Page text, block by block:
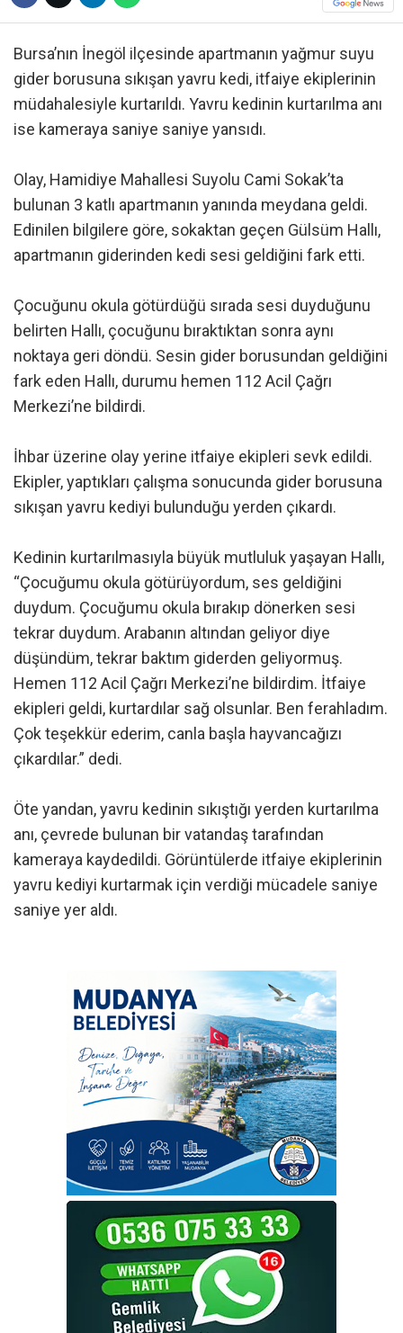
Bursa’nın İnegöl ilçesinde apartmanın yağmur suyu
gider borusuna sıkışan yavru kedi, itfaiye ekiplerinin
müdahalesiyle kurtarıldı. Yavru kedinin kurtarılma anı
ise kameraya saniye saniye yansıdı.
Olay, Hamidiye Mahallesi Suyolu Cami Sokak’ta
bulunan 3 katlı apartmanın yanında meydana geldi.
Edinilen bilgilere göre, sokaktan geçen Gülsüm Hallı,
apartmanın giderinden kedi sesi geldiğini fark etti.
Çocuğunu okula götürdüğü sırada sesi duyduğunu
belirten Hallı, çocuğunu bıraktıktan sonra aynı
noktaya geri döndü. Sesin gider borusundan geldiğini
fark eden Hallı, durumu hemen 112 Acil Çağrı
Merkezi’ne bildirdi.
İhbar üzerine olay yerine itfaiye ekipleri sevk edildi.
Ekipler, yaptıkları çalışma sonucunda gider borusuna
sıkışan yavru kediyi bulunduğu yerden çıkardı.
Kedinin kurtarılmasıyla büyük mutluluk yaşayan Hallı,
“Çocuğumu okula götürüyordum, ses geldiğini
duydum. Çocuğumu okula bırakıp dönerken sesi
tekrar duydum. Arabanın altından geliyor diye
düşündüm, tekrar baktım giderden geliyormuş.
Hemen 112 Acil Çağrı Merkezi’ne bildirdim. İtfaiye
ekipleri geldi, kurtardılar sağ olsunlar. Ben ferahladım.
Çok teşekkür ederim, canla başla hayvancağızı
çıkardılar.” dedi.
Öte yandan, yavru kedinin sıkıştığı yerden kurtarılma
anı, çevrede bulunan bir vatandaş tarafından
kameraya kaydedildi. Görüntülerde itfaiye ekiplerinin
yavru kediyi kurtarmak için verdiği mücadele saniye
saniye yer aldı.